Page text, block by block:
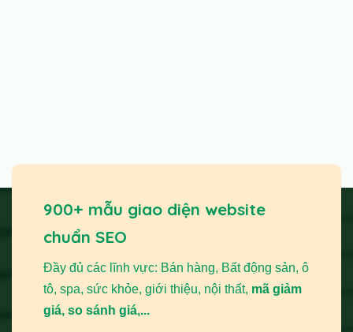
900+ mẫu giao diện website
chuẩn SEO
Đầy đủ các lĩnh vực: Bán hàng, Bất động sản, ô
tô, spa, sức khỏe, giới thiệu, nội thất, mã giảm
giá, so sánh giá,...